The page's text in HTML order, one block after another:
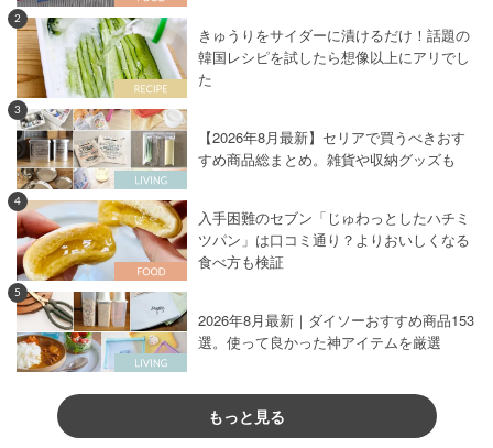
2
きゅうりをサイダーに漬けるだけ！話題の
韓国レシピを試したら想像以上にアリでし
た
3
【2026年8月最新】セリアで買うべきおす
すめ商品総まとめ。雑貨や収納グッズも
4
入手困難のセブン「じゅわっとしたハチミ
ツパン」は口コミ通り？よりおいしくなる
食べ方も検証
5
2026年8月最新｜ダイソーおすすめ商品153
選。使って良かった神アイテムを厳選
もっと見る